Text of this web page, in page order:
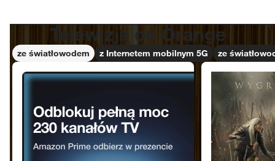
Telewizja od Orange
Telewizja od Orange
ze światłowodem z Internetem mobilnym 5G ze
Światłowód Wichrowe